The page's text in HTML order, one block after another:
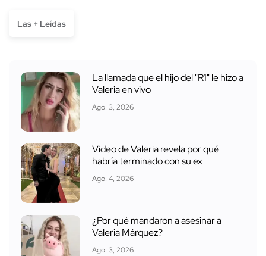
Las + Leídas
La llamada que el hijo del "R1" le hizo a
Valeria en vivo
Ago. 3, 2026
Video de Valeria revela por qué
habría terminado con su ex
Ago. 4, 2026
¿Por qué mandaron a asesinar a
Valeria Márquez?
Ago. 3, 2026